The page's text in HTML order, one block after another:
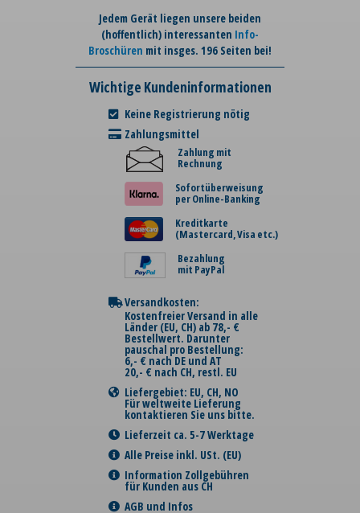
Jedem Gerät liegen unsere beiden
(hoffentlich) interessanten Info-
Broschüren mit insges. 196 Seiten bei!
Wichtige Kundeninformationen
Keine Registrierung nötig
Zahlungsmittel
Zahlung mit
Rechnung
Sofortüberweisung
per Online-Banking
Kreditkarte
(Mastercard, Visa etc.)
Bezahlung
mit PayPal
Versandkosten:
Kostenfreier Versand in alle
Länder (EU, CH) ab 78,- €
Bestellwert. Darunter
pauschal pro Bestellung:
6,- € nach DE und AT
20,- € nach CH, restl. EU
Liefergebiet: EU, CH, NO
Für weltweite Lieferung
kontaktieren Sie uns bitte.
Lieferzeit ca. 5-7 Werktage
Alle Preise inkl. USt. (EU)
Information Zollgebühren
für Kunden aus CH
AGB und Infos